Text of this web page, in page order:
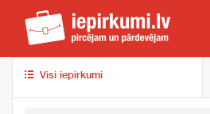
Visi iepirkumi